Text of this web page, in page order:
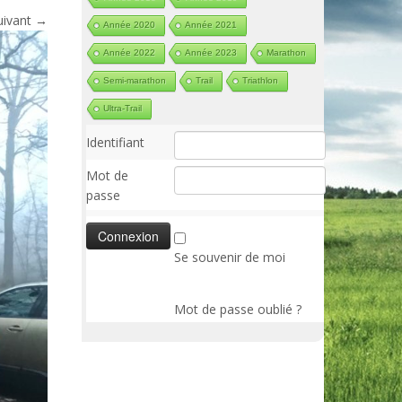
→ Année 2020 Année 2021
Année 2022 Année 2023 Marathon
Semi-marathon Trail Triathlon
Ultra-Trail
Identifiant
Mot de
passe
Se souvenir de moi
Mot de passe oublié ?